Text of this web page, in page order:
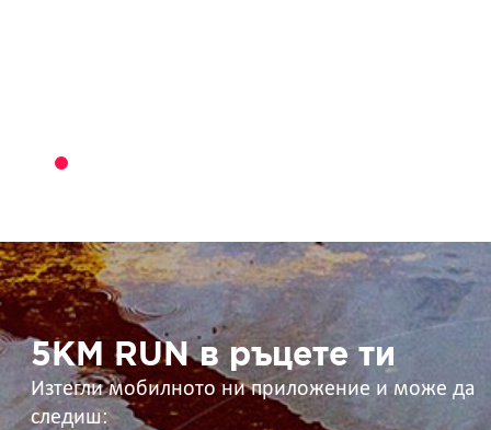
5KM
RUN
в
ръцете
ти 5KM RUN в ръцете ти
Изтегли мобилното ни приложение и може да
следиш: